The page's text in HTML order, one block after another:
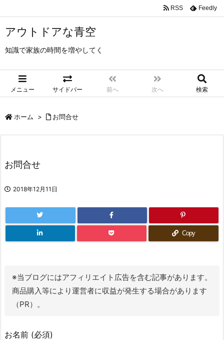
アウトドアな青空
知識で家族の時間を増やしてく
メニュー サイドバー 前へ 次へ 検索
RSS Feedly
ホーム > お問合せ
お問合せ
2018年12月11日
Copy
※当ブログにはアフィリエイト広告を含む記事があります。
商品購入等により運営者に収益が発生する場合があります
（PR）。
お名前 (必須)